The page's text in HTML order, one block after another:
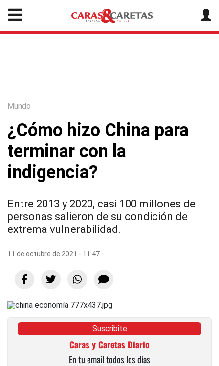
Mundo
¿Cómo hizo China para
terminar con la
indigencia?
Entre 2013 y 2020, casi 100 millones de
personas salieron de su condición de
extrema vulnerabilidad.
11 de octubre de 2021 - 11:47
Suscribite
Caras y Caretas Diario
En tu email todos los días